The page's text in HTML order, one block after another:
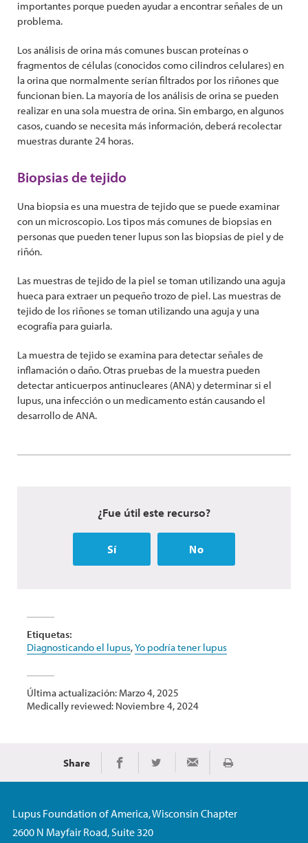
importantes porque pueden ayudar a encontrar señales de un
problema.
Los análisis de orina más comunes buscan proteínas o
fragmentos de células (conocidos como cilindros celulares) en
la orina que normalmente serían filtrados por los riñones que
funcionan bien. La mayoría de los análisis de orina se pueden
realizar en una sola muestra de orina. Sin embargo, en algunos
casos, cuando se necesita más información, deberá recolectar
muestras durante 24 horas.
Biopsias de tejido
Una biopsia es una muestra de tejido que se puede examinar
con un microscopio. Los tipos más comunes de biopsias en
personas que pueden tener lupus son las biopsias de piel y de
riñón.
Las muestras de tejido de la piel se toman utilizando una aguja
hueca para extraer un pequeño trozo de piel. Las muestras de
tejido de los riñones se toman utilizando una aguja y una
ecografía para guiarla.
La muestra de tejido se examina para detectar señales de
inflamación o daño. Otras pruebas de la muestra pueden
detectar anticuerpos antinucleares (ANA) y determinar si el
lupus, una infección o un medicamento están causando el
desarrollo de ANA.
¿Fue útil este recurso?
Sí No
Etiquetas:
Diagnosticando el lupus,Yo podría tener lupus
Última actualización: Marzo 4, 2025
Medically reviewed: Noviembre 4, 2024
Share Share on Facebook
Share on TwitterShare via EmailImprimir
Lupus Foundation of America, Wisconsin Chapter
2600 N Mayfair Road, Suite 320